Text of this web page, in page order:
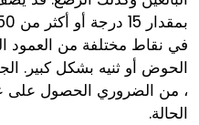
في نقاط مختلفة من العمود
الحوض أو ثنيه بشكل كبير.
، من الضروري الحصول على
الحالة.